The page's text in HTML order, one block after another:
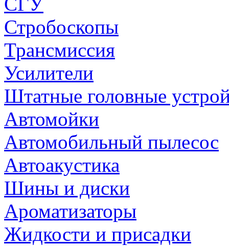
Стробоскопы
Трансмиссия
Усилители
Штатные головные
Автомойки
Автомобильный пылесос
Автоакустика
Шины и диски
Ароматизаторы
Жидкости и присадки